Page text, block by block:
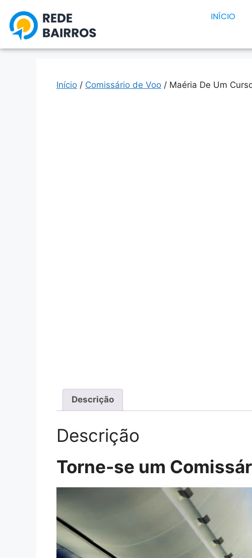
INÍCIO
Início / Comissário de Voo / Maéria De Um
Descrição
Descrição
Torne-se um